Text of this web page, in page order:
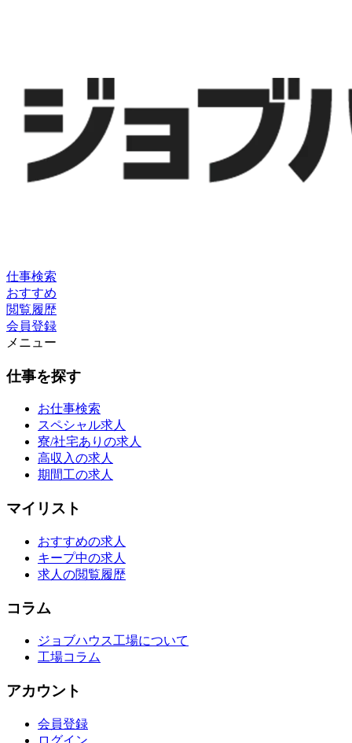
仕事検索
おすすめ
閲覧履歴
会員登録
メニュー
仕事を探す
お仕事検索
スペシャル求人
寮/社宅ありの求人
高収入の求人
期間工の求人
マイリスト
おすすめの求人
キープ中の求人
求人の閲覧履歴
コラム
ジョブハウス工場について
工場コラム
アカウント
会員登録
ログイン